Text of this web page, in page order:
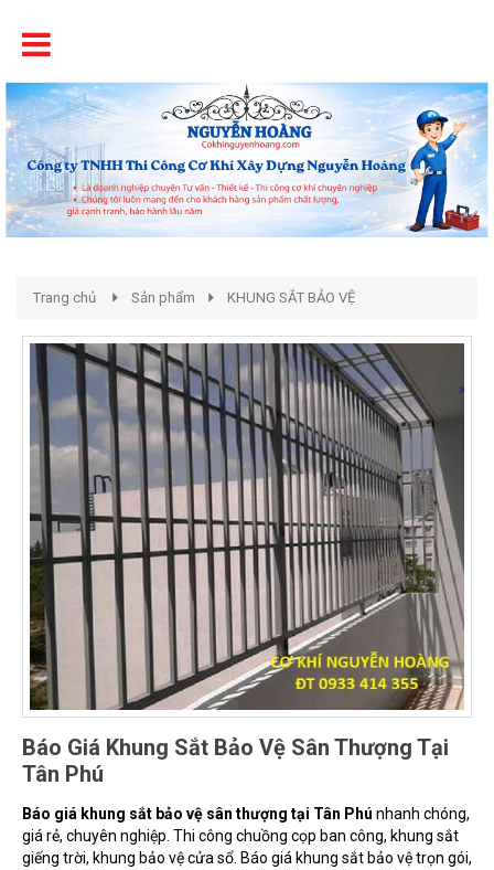
Trang chủ Sản phẩm KHUNG SẮT BẢO VỆ
Báo Giá Khung Sắt Bảo Vệ Sân Thượng Tại
Tân Phú
Báo giá khung sắt bảo vệ sân thượng tại Tân Phú nhanh chóng,
giá rẻ, chuyên nghiệp. Thi công chuồng cọp ban công, khung sắt
giếng trời, khung bảo vệ cửa sổ. Báo giá khung sắt bảo vệ trọn gói,